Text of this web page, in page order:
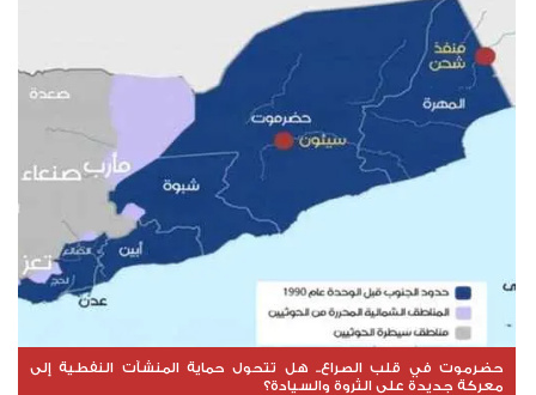
حضرموت في قلب الصراع.. هل تتحول حماية المنشآت النفطية إلى
معركة جديدة على الثروة والسيادة؟